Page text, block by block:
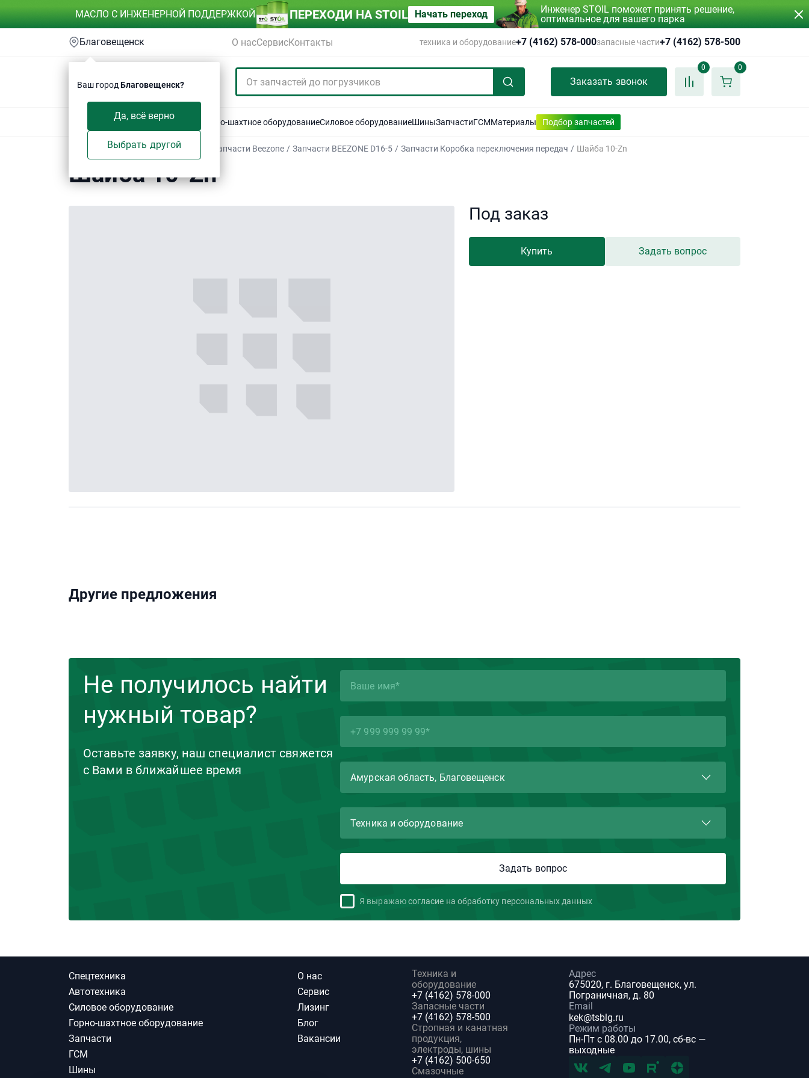
МАСЛО С ИНЖЕНЕРНОЙ ПОДДЕРЖКОЙ ПЕРЕХОДИ НА STOIL Начать переход
Инженер STOIL поможет принять решение,
оптимальное для вашего парка
Благовещенск
Ваш город Благовещенск?
Да, всё верно
Выбрать другой
О насСервисКонтакты техника и оборудование+7 (4162) 578-000запасные части+7 (4162) 578-500
Заказать звонок
0 0
СпецтехникаАвтотехника Горно-шахтное оборудованиеСиловое оборудованиеШиныЗапчастиГСММатериалы Подбор запчастей
Техсервис / Электронный каталог Запчасти Beezone / Запчасти BEEZONE D16-5 / Запчасти Коробка переключения передач / Шайба 10-Zn
Шайба 10-Zn
Под заказ
Купить Задать вопрос
Другие предложения
Не получилось найти
нужный товар?
Оставьте заявку, наш специалист свяжется
с Вами в ближайшее время
Я выражаюсогласие на обработку персональных данных
Спецтехника
Автотехника
Силовое оборудование
Горно-шахтное оборудование
Запчасти
ГСМ
Шины
О нас
Сервис
Лизинг
Блог
Вакансии
Техника и
оборудование
+7 (4162) 578-000
Запасные части
+7 (4162) 578-500
Стропная и канатная
продукция,
электроды, шины
+7 (4162) 500-650
Смазочные
Адрес
675020, г. Благовещенск, ул.
Пограничная, д. 80
Email
kek@tsblg.ru
Режим работы
Пн-Пт с 08.00 до 17.00, сб-вс —
выходные